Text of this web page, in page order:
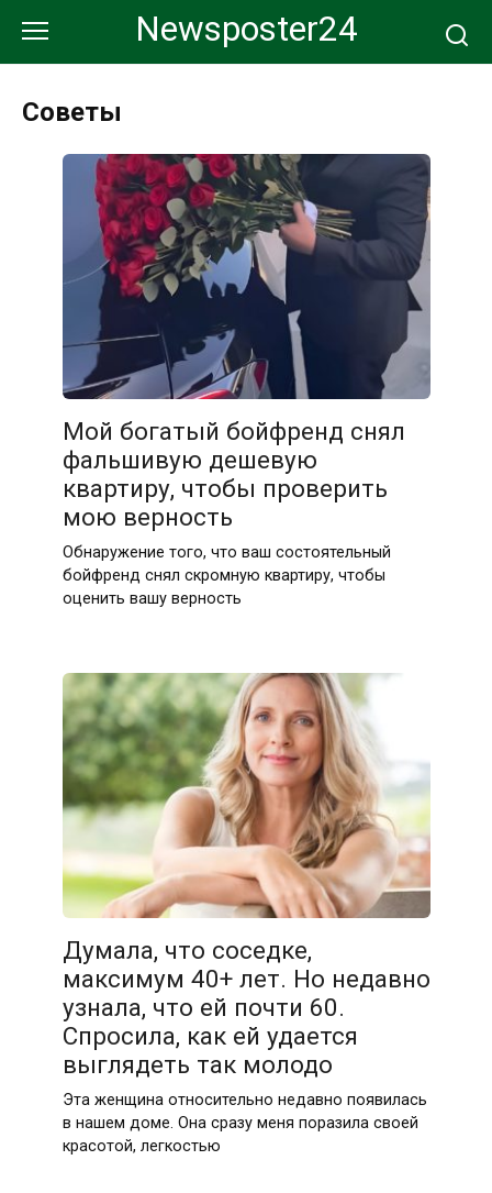
контенту
Newsposter24
Советы
Мой богатый бойфренд снял
фальшивую дешевую
квартиру, чтобы проверить
мою верность
Обнаружение того, что ваш состоятельный
бойфренд снял скромную квартиру, чтобы
оценить вашу верность
Думала, что соседке,
максимум 40+ лет. Но недавно
узнала, что ей почти 60.
Спросила, как ей удается
выглядеть так молодо
Эта женщина относительно недавно появилась
в нашем доме. Она сразу меня поразила своей
красотой, легкостью